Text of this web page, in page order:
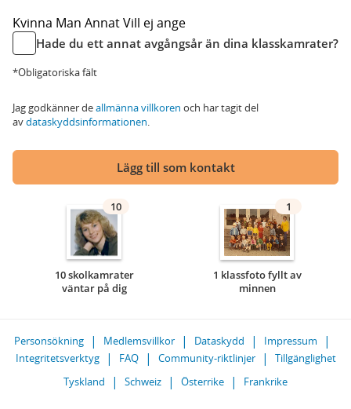
Kvinna Man AnnatVill ej ange
Hade du ett annat avgångsår än dina klasskamrater?
*Obligatoriska fält
Jag godkänner deallmänna villkoren och har tagit del
avdataskyddsinformationen.
Lägg till som kontakt
10
10 skolkamrater
väntar på dig
1
1 klassfoto fyllt av
minnen
Personsökning Medlemsvillkor Dataskydd
Impressum
Integritetsverktyg
FAQ Community-riktlinjer
Tillgänglighet
Tyskland
Schweiz Österrike Frankrike